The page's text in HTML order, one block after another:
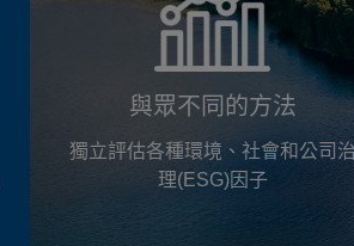
與眾不同的方法
獨立評估各種環境、社會和公司治
理(ESG)因子